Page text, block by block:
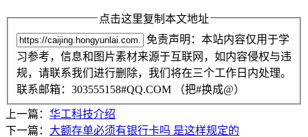
点击这里复制本文地址
免责声明：本站内容仅用于学
习参考，信息和图片素材来源于互联网，如内容侵权与违
规，请联系我们进行删除，我们将在三个工作日内处理。
联系邮箱：303555158#QQ.COM （把#换成@）
上一篇： 华工科技介绍
下一篇： 大额存单必须有银行卡吗 是这样规定的